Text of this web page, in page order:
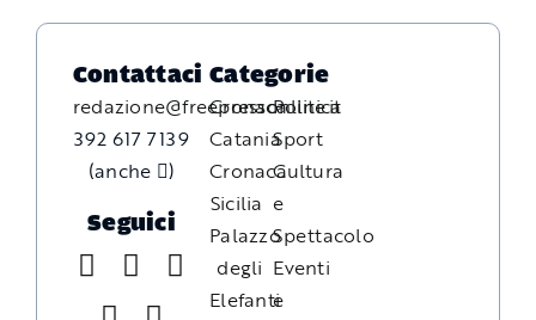
Contattaci
redazione@freepressonline.it
392 617 7139
(anche
)
Seguici
Categorie
Cronaca
Catania
Cronaca
Sicilia
Palazzo
degli
Elefanti
Politica
Sport
Cultura
e
Spettacolo
Eventi
e